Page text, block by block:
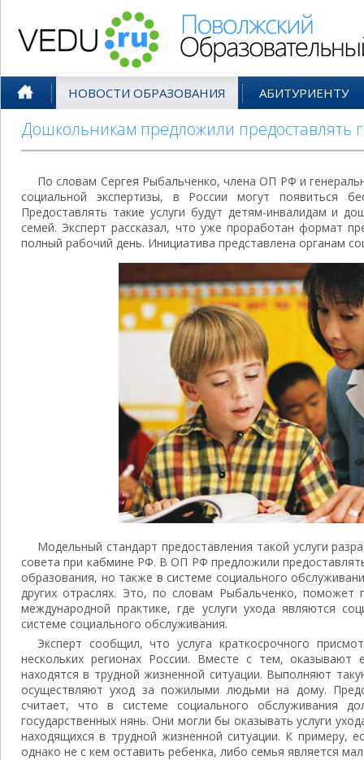
НОВОСТИ ОБРАЗОВАНИЯ АБИТУРИЕНТУ
Дошкольникам предложили предоставлять
По словам Сергея Рыбальченко, члена ОП РФ и
социальной экспертизы, в России могут появиться
Предоставлять такие услуги будут детям-инвалидам и
семей. Эксперт рассказал, что уже проработан формат
полный рабочий день. Инициатива представлена органам
Модельный стандарт предоставления такой услуги
совета при кабмине РФ. В ОП РФ предложили
образования, но также в системе социального
других отраслях. Это, по словам Рыбальченко, поможет
международной практике, где услуги ухода являются
системе социального обслуживания.
Эксперт сообщил, что услуга краткосрочного
нескольких регионах России. Вместе с тем,
находятся в трудной жизненной ситуации. Выполняют
осуществляют уход за пожилыми людьми на дому.
считает, что в системе социального обслуживания
государственных нянь. Они могли бы оказывать услуги
находящихся в трудной жизненной ситуации. К примеру,
однако не с кем оставить ребенка, либо семья является